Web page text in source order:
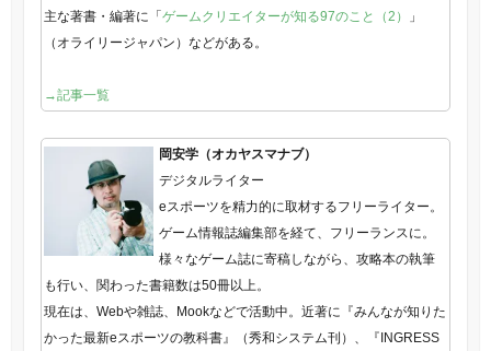
主な著書・編著に「ゲームクリエイターが知る97のこと（2）
」
（オライリージャパン）などがある。
→記事一覧
岡安学（オカヤスマナブ）
デジタルライター
eスポーツを精力的に取材するフリーライター。
ゲーム情報誌編集部を経て、フリーランスに。
様々なゲーム誌に寄稿しながら、攻略本の執筆
も行い、関わった書籍数は50冊以上。
現在は、Webや雑誌、Mookなどで活動中。近著に『みんなが知りた
かった最新eスポーツの教科書』（秀和システム刊）、『INGRESS